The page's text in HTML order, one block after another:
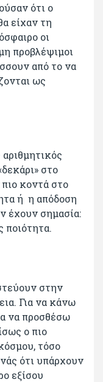
ότι ο
είχαν τη
οι
προβλέψιμοι
από το να
ως
στο
κοντά στο
ή η απόδοση
έχουν σημασία:
ποιότητα.
στην
Για να κάνω
να προσθέσω
ο πιο
τόσο
ότι υπάρχουν
εξίσου